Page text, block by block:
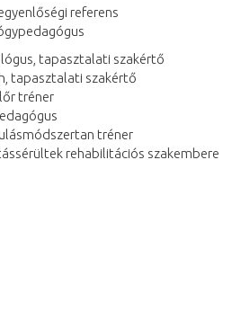
referens
tapasztalati szakértő
tapasztalati szakértő
tréner
tréner
rehabilitációs szakembere